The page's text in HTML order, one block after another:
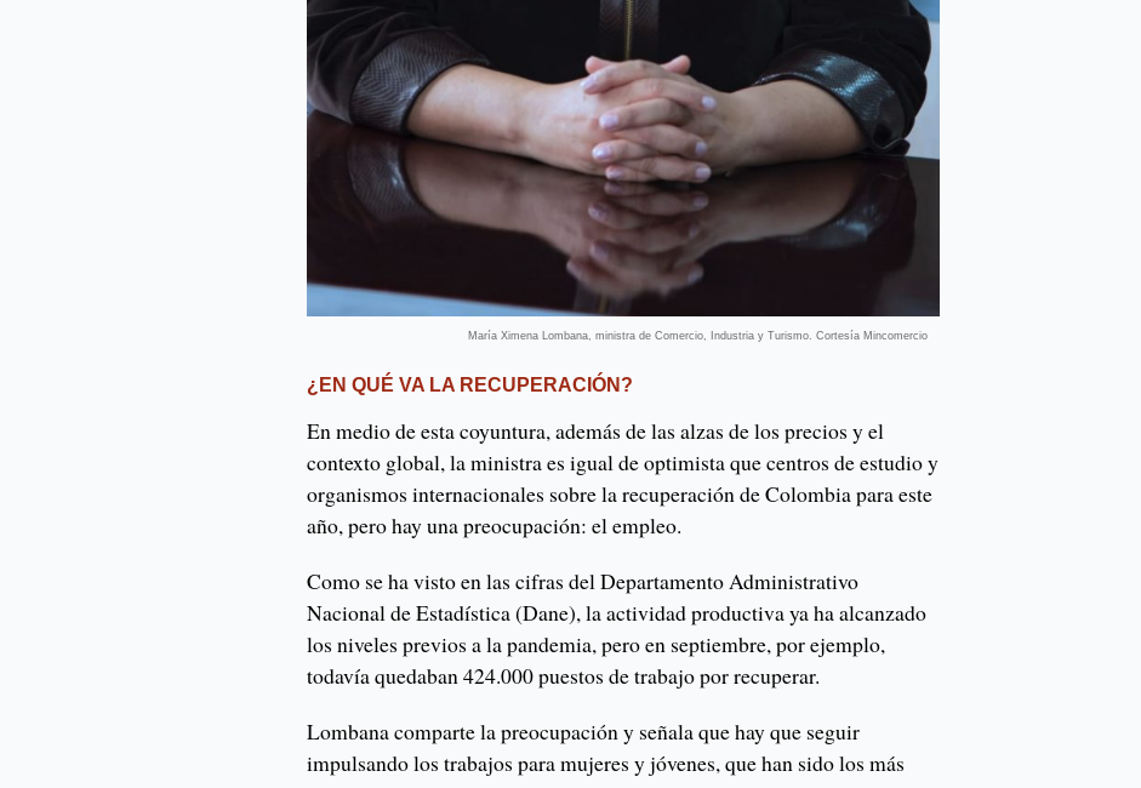
María Ximena Lombana, ministra de Comercio, Industria y Turismo. Cortesía Mincomercio
¿EN QUÉ VA LA RECUPERACIÓN?
En medio de esta coyuntura, además de las alzas de los precios y el
contexto global, la ministra es igual de optimista que centros de estudio y
organismos internacionales sobre la recuperación de Colombia para este
año, pero hay una preocupación: el empleo.
Como se ha visto en las cifras del Departamento Administrativo
Nacional de Estadística (Dane), la actividad productiva ya ha alcanzado
los niveles previos a la pandemia, pero en septiembre, por ejemplo,
todavía quedaban 424.000 puestos de trabajo por recuperar.
Lombana comparte la preocupación y señala que hay que seguir
impulsando los trabajos para mujeres y jóvenes, que han sido los más